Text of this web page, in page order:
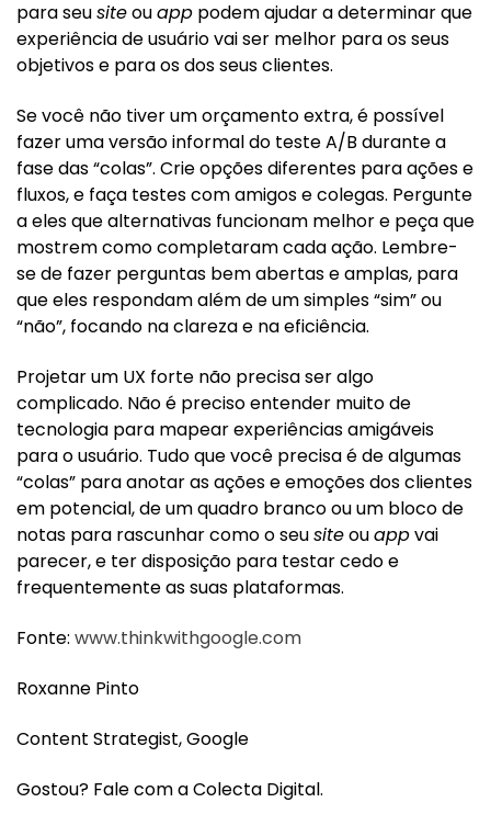
para seusiteouapp podem ajudar a determinar que
experiência de usuário vai ser melhor para os seus
objetivos e para os dos seus clientes.
Se você não tiver um orçamento extra, é possível
fazer uma versão informal do teste A/B durante a
fase das “colas”. Crie opções diferentes para ações e
fluxos, e faça testes com amigos e colegas. Pergunte
a eles que alternativas funcionam melhor e peça que
mostrem como completaram cada ação. Lembre-
se de fazer perguntas bem abertas e amplas, para
que eles respondam além de um simples “sim” ou
“não”, focando na clareza e na eficiência.
Projetar um UX forte não precisa ser algo
complicado. Não é preciso entender muito de
tecnologia para mapear experiências amigáveis
para o usuário. Tudo que você precisa é de algumas
“colas” para anotar as ações e emoções dos clientes
em potencial, de um quadro branco ou um bloco de
notas para rascunhar como o seusiteouappvai
parecer, e ter disposição para testar cedo e
frequentemente as suas plataformas.
Fonte: www.thinkwithgoogle.com
Roxanne Pinto
Content Strategist, Google
Gostou? Fale com a Colecta Digital.